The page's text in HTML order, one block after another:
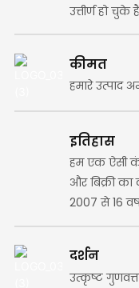
उत्तीर्ण हो
कीमत
हमारे उत्पाद
इतिहास
हम एक ऐसी
और बिक्री
2007 से 16
दर्शन
उत्कृष्ट